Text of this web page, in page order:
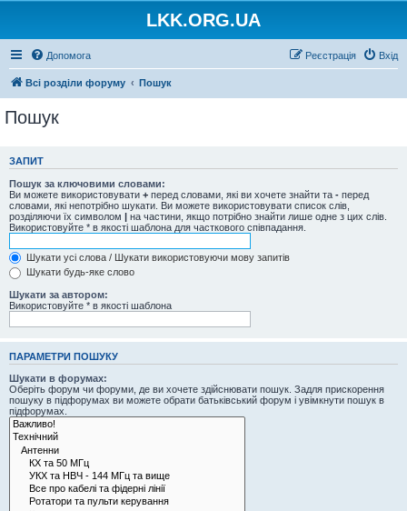
LKK.ORG.UA
Допомога Вхід
Реєстрація
Всі розділи форуму Пошук
Пошук
ЗАПИТ
Пошук за ключовими словами:
Ви можете використовувати + перед словами, які ви хочете знайти та - перед
словами, які непотрібно шукати. Ви можете використовувати список слів,
розділяючи їх символом | на частини, якщо потрібно знайти лише одне з цих слів.
Використовуйте * в якості шаблона для часткового співпадання.
Шукати усі слова / Шукати використовуючи мову запитів
Шукати будь-яке слово
Шукати за автором:
Використовуйте * в якості шаблона
ПАРАМЕТРИ ПОШУКУ
Шукати в форумах:
Оберіть форум чи форуми, де ви хочете здійснювати пошук. Задля прискорення
пошуку в підфорумах ви можете обрати батьківський форум і увімкнути пошук в
підфорумах.